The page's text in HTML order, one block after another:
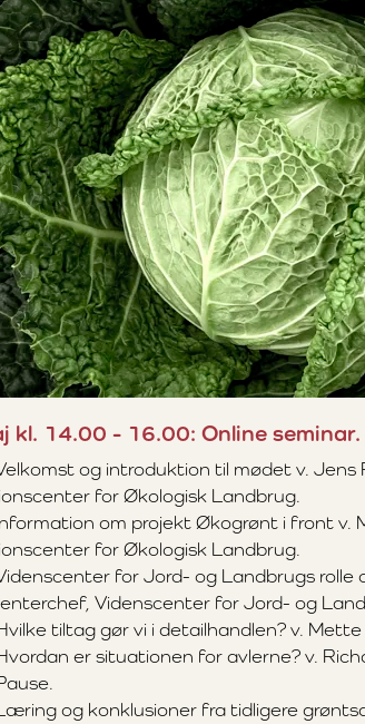
kl. 14.00 - 16.00: Online seminar.
og introduktion til mødet v.
for Økologisk Landbrug.
om projekt Økogrønt i front v.
for Økologisk Landbrug.
for Jord- og Landbrugs rolle
Videnscenter for Jord- og
tiltag gør vi i detailhandlen? v.
er situationen for avlerne? v.
og konklusioner fra tidligere